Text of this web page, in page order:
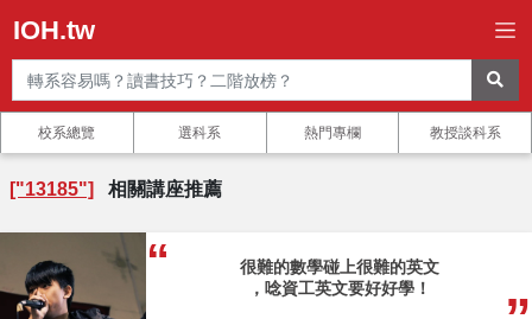
IOH.tw
校系總覽 選科系 熱門專欄 教授談科系
["13185"] 相關講座推薦
很難的數學碰上很難的英文
，唸資工英文要好好學！